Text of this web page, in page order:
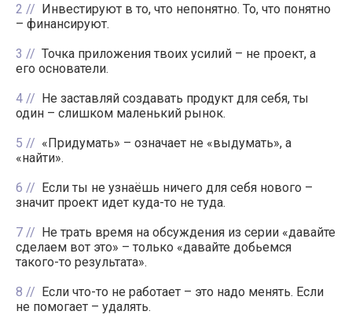
2
Инвестируют в то, что непонятно. То, что понятно
– финансируют.
3
Точка приложения твоих усилий – не проект, а
его основатели.
4
Не заставляй создавать продукт для себя, ты
один – слишком маленький рынок.
5
«Придумать» – означает не «выдумать», а
«найти».
6
Если ты не узнаёшь ничего для себя нового –
значит проект идет куда-то не туда.
7
Не трать время на обсуждения из серии «давайте
сделаем вот это» – только «давайте добьемся
такого-то результата».
8
Если что-то не работает – это надо менять. Если
не помогает – удалять.